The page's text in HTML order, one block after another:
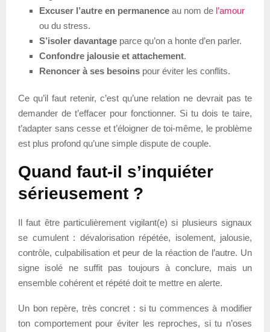
Excuser l’autre en permanence au nom de l’amour
ou du stress.
S’isoler davantage parce qu’on a honte d’en parler.
Confondre jalousie et attachement.
Renoncer à ses besoins pour éviter les conflits.
Ce qu’il faut retenir, c’est qu’une relation ne devrait pas te
demander de t’effacer pour fonctionner. Si tu dois te taire,
t’adapter sans cesse et t’éloigner de toi-même, le problème
est plus profond qu’une simple dispute de couple.
Quand faut-il s’inquiéter
sérieusement ?
Il faut être particulièrement vigilant(e) si plusieurs signaux
se cumulent : dévalorisation répétée, isolement, jalousie,
contrôle, culpabilisation et peur de la réaction de l’autre. Un
signe isolé ne suffit pas toujours à conclure, mais un
ensemble cohérent et répété doit te mettre en alerte.
Un bon repère, très concret : si tu commences à modifier
ton comportement pour éviter les reproches, si tu n’oses